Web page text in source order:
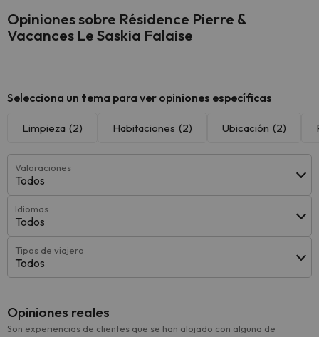
Opiniones sobre Résidence Pierre &
Vacances Le Saskia Falaise
Selecciona un tema para ver opiniones específicas
Limpieza (2) Habitaciones (2) Ubicación (2)
Valoraciones
Todos
Idiomas
Todos
Tipos de viajero
Todos
Opiniones reales
Son experiencias de clientes que se han alojado con alguna de